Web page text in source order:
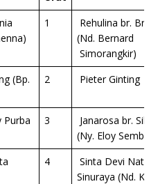
1
Rehulina br.
(Nd. Bernard
Simorangkir)
(Bp.
2 Pieter Ginting
Purba
3
Janarosa br.
(Ny. Eloy
4
Sinta Devi
Sinuraya (Nd.